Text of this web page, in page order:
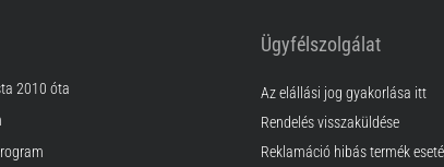
2010 óta
Ügyfélszolgálat
Az elállási jog gyakorlása itt
Rendelés visszaküldése
Reklamáció hibás termék